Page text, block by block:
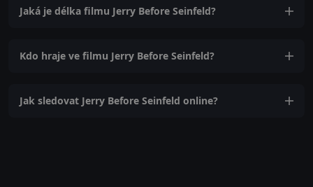
Jaká je délka filmu Jerry Before Seinfeld?
Kdo hraje ve filmu Jerry Before Seinfeld?
Jak sledovat Jerry Before Seinfeld online?